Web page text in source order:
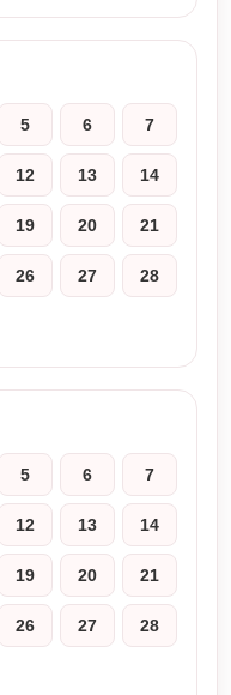
5 6 7
12 13 14
19 20 21
26 27 28
5 6 7
12 13 14
19 20 21
26 27 28